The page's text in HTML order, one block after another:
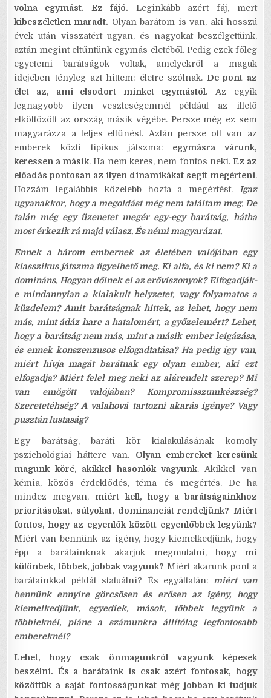
volna egymást. Ez fájó. Leginkább azért fáj, mert
kibeszéletlen maradt. Olyan barátom is van, aki hosszú
évek után visszatért ugyan, és nagyokat beszélgettünk,
aztán megint eltűntünk egymás életéből. Pedig ezek főleg
egyetemi barátságok voltak, amelyekről a maguk
idejében tényleg azt hittem: életre szólnak. De pont az
élet az, ami elsodort minket egymástól.Az egyik
legnagyobb ilyen veszteségemnél például az illető
elköltözött az ország másik végébe. Persze még ez sem
magyarázza a teljes eltűnést. Aztán persze ott van az
emberek közti tipikus játszma: egymásra várunk,
keressen a másik. Ha nem keres, nem fontos neki.Ez az
előadás pontosan az ilyen dinamikákat segít megérteni.
Hozzám legalábbis közelebb hozta a megértést. Igaz
ugyanakkor, hogy a megoldást még nem találtam meg. De
talán még egy üzenetet megér egy-egy barátság, hátha
most érkezik rá majd válasz. És némi magyarázat.
Ennek a három embernek az életében valójában egy
klasszikus játszma figyelhető meg. Ki alfa, és ki nem? Ki a
domináns. Hogyan dőlnek el az erőviszonyok? Elfogadják-
e mindannyian a kialakult helyzetet, vagy folyamatos a
küzdelem? Amit barátságnak hittek, az lehet, hogy nem
más, mint ádáz harc a hatalomért, a győzelemért? Lehet,
hogy a barátság nem más, mint a másik ember leigázása,
és ennek konszenzusos elfogadtatása? Ha pedig így van,
miért hívja magát barátnak egy olyan ember, aki ezt
elfogadja? Miért felel meg neki az alárendelt szerep? Mi
van emögött valójában? Kompromisszumkészség?
Szeretetéhség? A valahová tartozni akarás igénye? Vagy
pusztán lustaság?
Egy barátság, baráti kör kialakulásának komoly
pszichológiai háttere van. Olyan embereket keresünk
magunk köré, akikkel hasonlók vagyunk. Akikkel van
kémia, közös érdeklődés, téma és megértés. De ha
mindez megvan, miért kell, hogy a barátságainkhoz
prioritásokat, súlyokat, dominanciát rendeljünk? Miért
fontos, hogy az egyenlők között egyenlőbbek legyünk?
Miért van bennünk az igény, hogy kiemelkedjünk, hogy
épp a barátainknak akarjuk megmutatni, hogy mi
különbek, többek, jobbak vagyunk? Miért akarunk pont a
barátainkkal példát statuálni? És egyáltalán:miért van
bennünk ennyire görcsösen és erősen az igény, hogy
kiemelkedjünk, egyediek, mások, többek legyünk a
többieknél, pláne a számunkra állítólag legfontosabb
embereknél?
Lehet, hogy csak önmagunkról vagyunk képesek
beszélni. És a barátaink is csak azért fontosak, hogy
közöttük a saját fontosságunkat még jobban ki tudjuk